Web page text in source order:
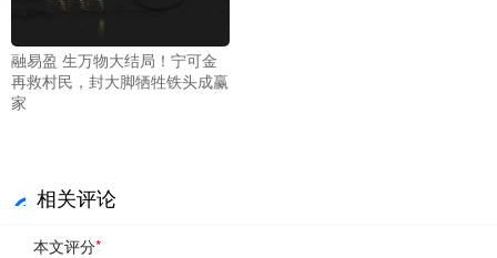
融易盈 生万物大结局！宁可金
再救村民，封大脚牺牲铁头成赢
家
相关评论
本文评分*